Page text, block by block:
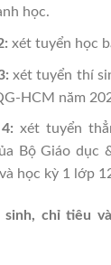
học.
xét tuyển học
xét tuyển thí
HCM năm
xét tuyển
Bộ Giáo dục
học kỳ 1 lớp
sinh, chỉ tiêu